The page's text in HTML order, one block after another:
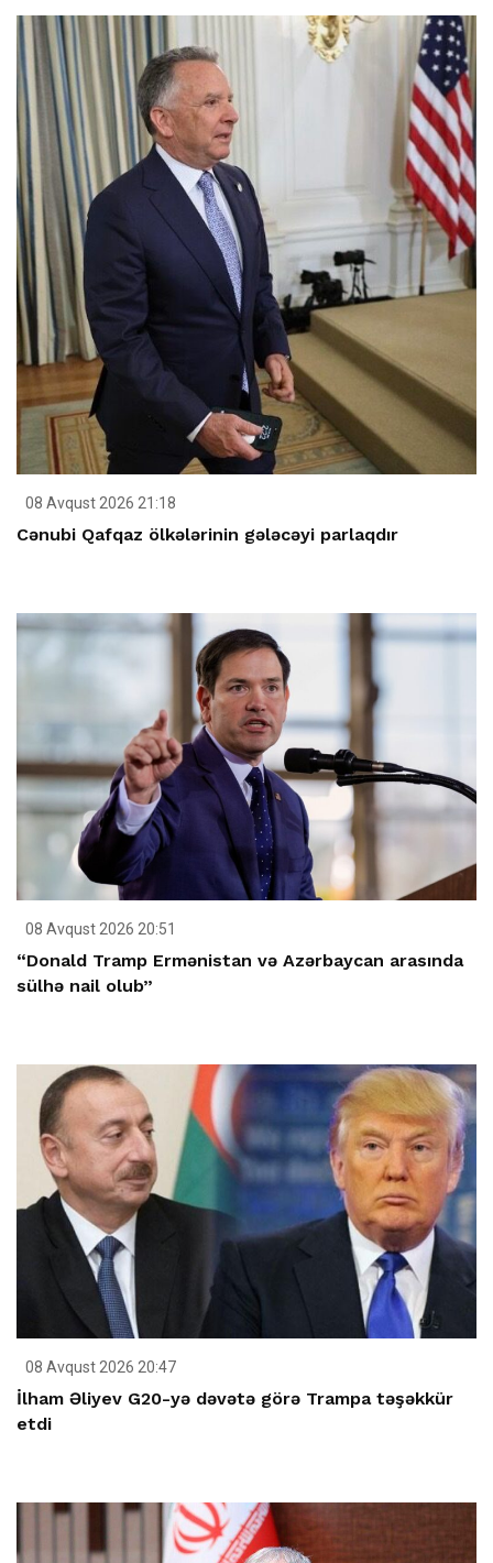
08 Avqust 2026 21:18
Cənubi Qafqaz ölkələrinin gələcəyi parlaqdır
08 Avqust 2026 20:51
“Donald Tramp Ermənistan və Azərbaycan arasında
sülhə nail olub”
08 Avqust 2026 20:47
İlham Əliyev G20-yə dəvətə görə Trampa təşəkkür
etdi